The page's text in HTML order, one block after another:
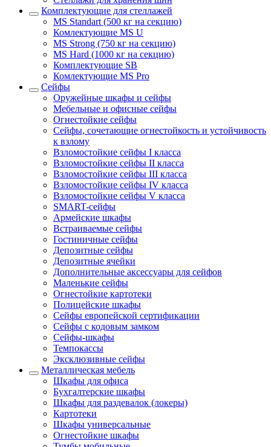
Комплектующие для стеллажей
MS Standart (500 кг на секцию)
Комлектующие MS U
MS Strong (750 кг на секцию)
MS Hard (1000 кг на секцию)
Комплектующие SB
Комлектующие MS Pro
Сейфы
Оружейные шкафы и сейфы
Мебельные и офисные сейфы
Огнестойкие сейфы
Сейфы, сочетающие огнестойкость и устойчивость
к взлому
Взломостойкие сейфы I класса
Взломостойкие сейфы II класса
Взломостойкие сейфы III класса
Взломостойкие сейфы IV класса
Взломостойкие сейфы V класса
SMART-сейфы
Армейские шкафы
Встраиваемые сейфы
Гостиничные сейфы
Депозитные сейфы
Депозитные ячейки
Дополнительные аксессуары для сейфов
Маленькие сейфы
Огнестойкие картотеки
Полицейские шкафы
Сейфы европейской сертификации
Сейфы с кодовым замком
Сейфы-шкафы
Темпокассы
Эксклюзивные сейфы
Металлическая мебель
Шкафы для офиса
Бухгалтерские шкафы
Шкафы для раздевалок (локеры)
Картотеки
Шкафы универсальные
Огнестойкие шкафы